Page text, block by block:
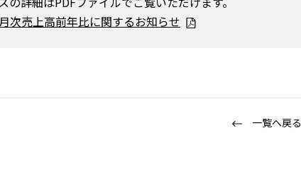
次売上高前年比に関するお知らせ
一覧へ戻る